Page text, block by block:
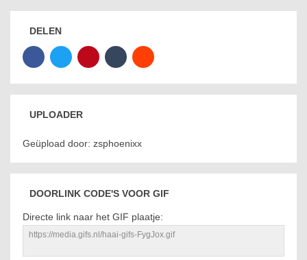
DELEN
UPLOADER
Geüpload door: zsphoenixx
DOORLINK CODE'S VOOR GIF
Directe link naar het GIF plaatje: